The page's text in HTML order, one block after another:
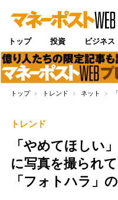
トップ 投資 ビジネス
トップ トレンド ネット
トレンド
「やめてほしい
に写真を撮られ
「フォトハラ」